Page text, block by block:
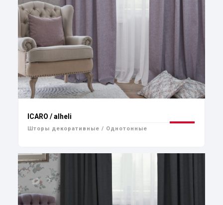
ICARO / alheli
Шторы декоративные / Однотонные